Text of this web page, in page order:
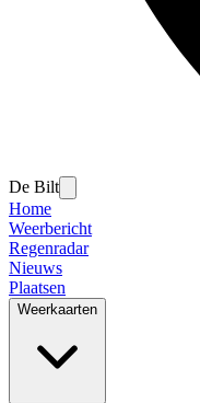
De Bilt
Home
Weerbericht
Regenradar
Nieuws
Plaatsen
Weerkaarten